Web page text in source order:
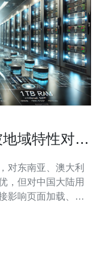
域特性对跨
对东南亚、澳大利
，但对中国大陆用
影响页面加载、实
口策略和骨干带宽